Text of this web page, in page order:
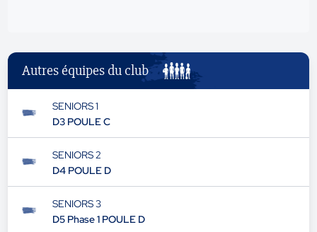
Autres équipes du club
SENIORS 1
D3 POULE C
SENIORS 2
D4 POULE D
SENIORS 3
D5 Phase 1 POULE D